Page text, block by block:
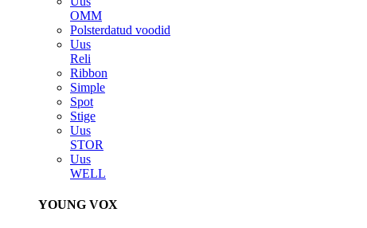
OMM
Polsterdatud voodid
Uus
Reli
Ribbon
Simple
Spot
Stige
Uus
STOR
Uus
WELL
YOUNG VOX